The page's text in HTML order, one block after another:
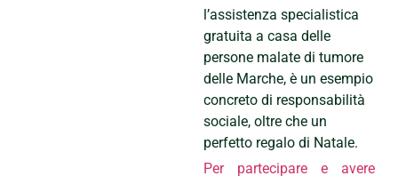
l’assistenza specialistica
gratuita a casa delle
persone malate di tumore
delle Marche, è un esempio
concreto di responsabilità
sociale, oltre che un
perfetto regalo di Natale.
Per partecipare e avere